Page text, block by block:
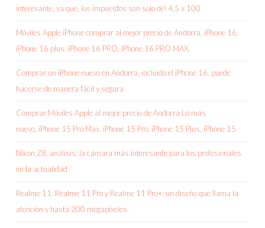
interesante, ya que, los impuestos son solo del 4,5 x 100
Móviles Apple iPhone comprar al mejor precio de Andorra, iPhone 16,
iPhone 16 plus, iPhone 16 PRO, iPhone 16 PRO MAX.
Comprar un iPhone nuevo en Andorra, incluido el iPhone 16, puede
hacerse de manera fácil y segura
Comprar Móviles Apple al mejor precio de Andorra Lo más
nuevo, iPhone 15 Pro Max, iPhone 15 Pro, iPhone 15 Plus, iPhone 15
Nikon Z8, análisis: la cámara más interesante para los profesionales
en la actualidad
Realme 11, Realme 11 Pro y Realme 11 Pro+: un diseño que llama la
atención y hasta 200 megapíxeles